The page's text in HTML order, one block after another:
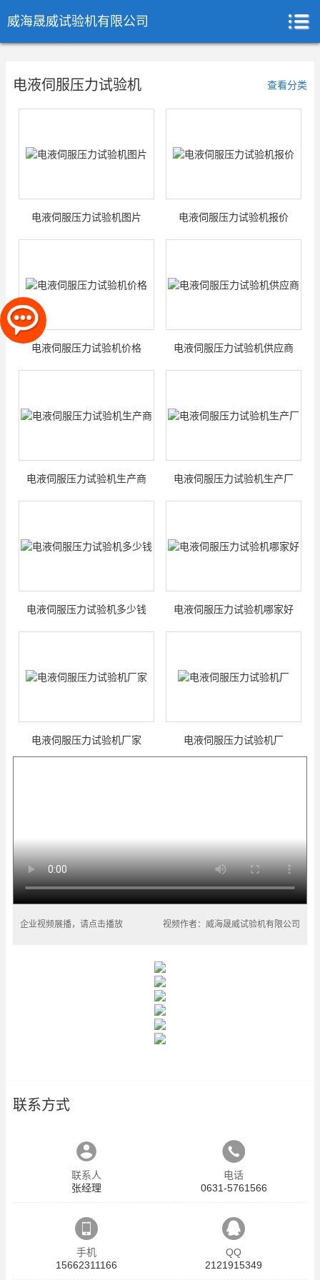
威海晟威试验机有限公司
电液伺服压力试验机 查看分类
电液伺服压力试验机图片 电液伺服压力试验机报价
电液伺服压力试验机价格 电液伺服压力试验机供应商
电液伺服压力试验机生产商 电液伺服压力试验机生产厂
电液伺服压力试验机多少钱 电液伺服压力试验机哪家好
电液伺服压力试验机厂家 电液伺服压力试验机厂
企业视频展播，请点击播放 视频作者：威海晟威试验机有限公司
联系方式
联系人
张经理
电话
0631-5761566
手机
15662311166
QQ
2121915349